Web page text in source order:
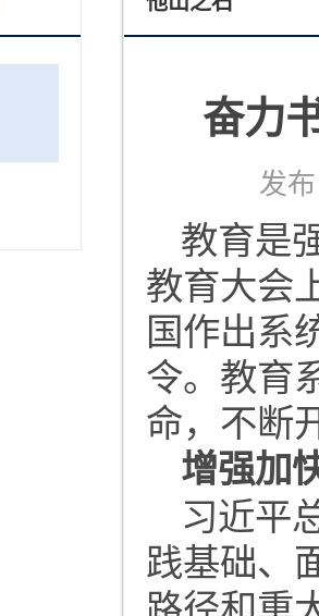
奋力
发
教育是
教育大会
国作出系
令。教育
命，不断
增强加
习近平
践基础、